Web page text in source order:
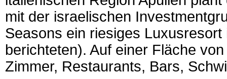
mit der israelischen
Seasons ein riesiges
berichteten). Auf einer Fläche
Zimmer, Restaurants, Bars,